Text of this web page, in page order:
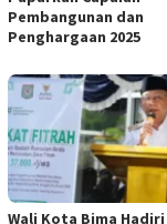
Pembangunan dan
Penghargaan 2025
Wali Kota Bima Hadiri